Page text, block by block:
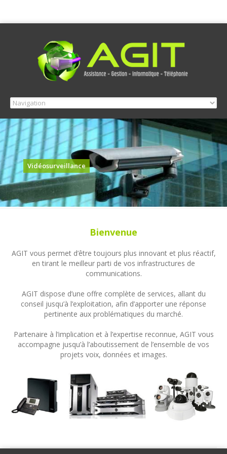
Vidéosurveillance
Bienvenue
AGIT vous permet d’être toujours plus innovant et plus réactif,
en tirant le meilleur parti de vos infrastructures de
communications.
AGIT dispose d’une offre complète de services, allant du
conseil jusqu’à l’exploitation, afin d’apporter une réponse
pertinente aux problématiques du marché.
Partenaire à l’implication et à l’expertise reconnue, AGIT vous
accompagne jusqu’à l’aboutissement de l’ensemble de vos
projets voix, données et images.